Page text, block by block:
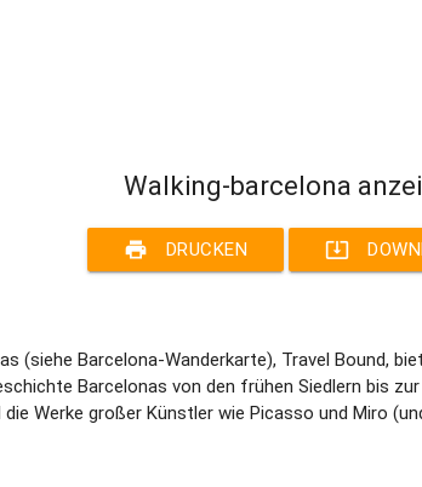
Walking-barcelona
print DRUCKEN system_update_alt
(siehe Barcelona-Wanderkarte), Travel Bound,
Barcelonas von den frühen Siedlern bis
Werke großer Künstler wie Picasso und Miro